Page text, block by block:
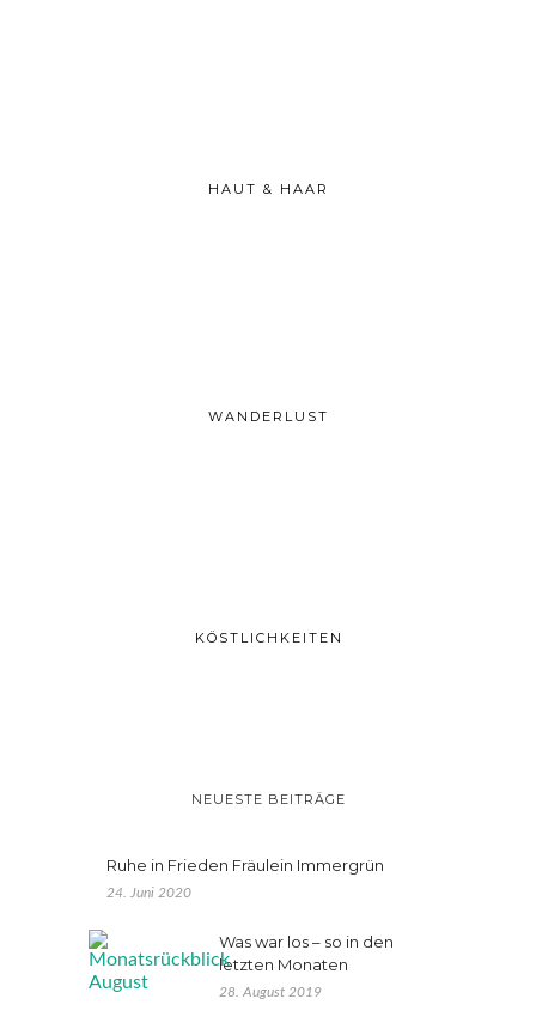
HAUT & HAAR
WANDERLUST
KÖSTLICHKEITEN
NEUESTE BEITRÄGE
Ruhe in Frieden Fräulein Immergrün
24. Juni 2020
Was war los – so in den
letzten Monaten
28. August 2019